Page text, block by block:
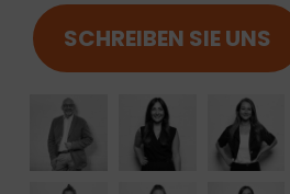
SCHREIBEN SIE UNS